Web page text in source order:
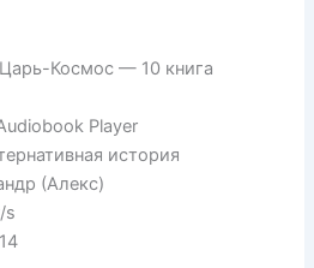
Космос — 10 книга
Player
история
(Алекс)
s